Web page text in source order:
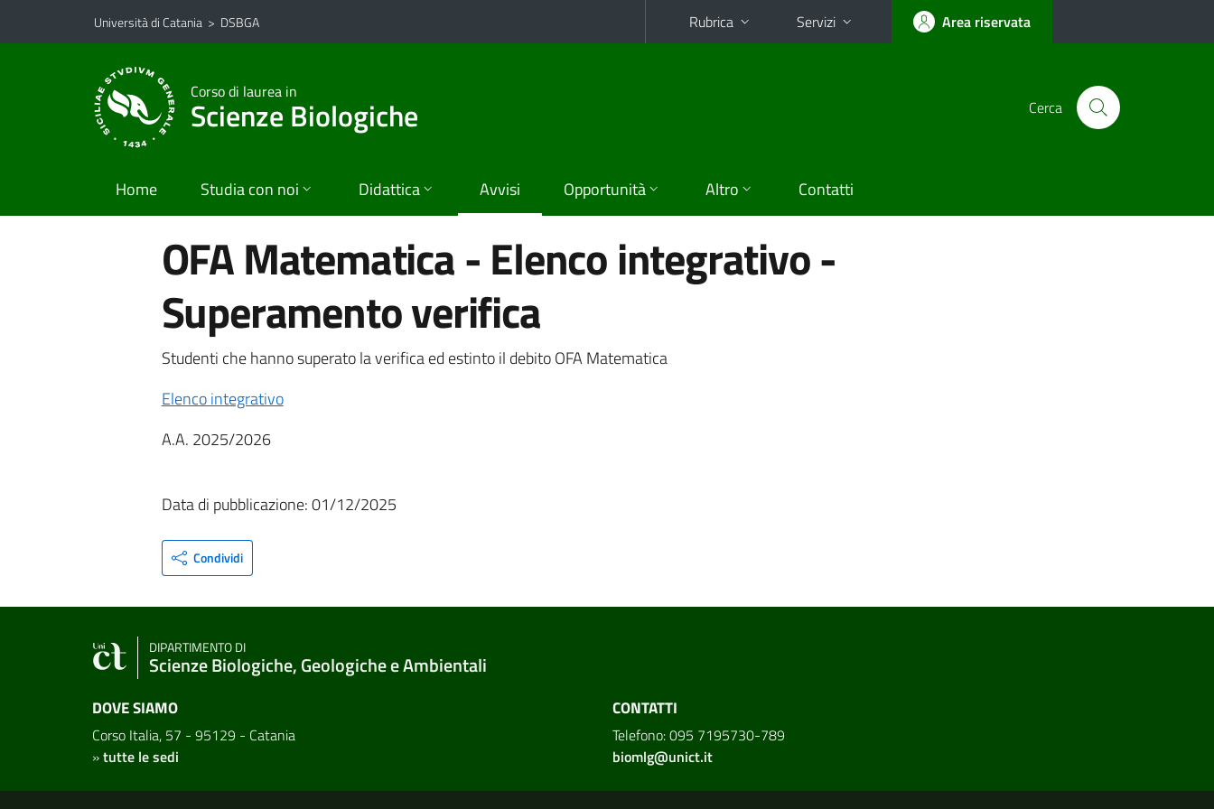
Vai al contenuto principale
Vai al menu di navigazione
Università di Catania > DSBGA Rubrica Servizi Area riservata
Corso di laurea in
Scienze Biologiche Cerca
Home Studia con noi Didattica Avvisi Opportunità Altro Contatti
OFA Matematica - Elenco integrativo -
Superamento verifica
Studenti che hanno superato la verifica ed estinto il debito OFA Matematica
Elenco integrativo
A.A. 2025/2026
Data di pubblicazione: 01/12/2025
Condividi
DIPARTIMENTO DI
Scienze Biologiche, Geologiche e Ambientali
DOVE SIAMO
Corso Italia, 57 - 95129 - Catania
»tutte le sedi
CONTATTI
Telefono: 095 7195730-789
biomlg@unict.it